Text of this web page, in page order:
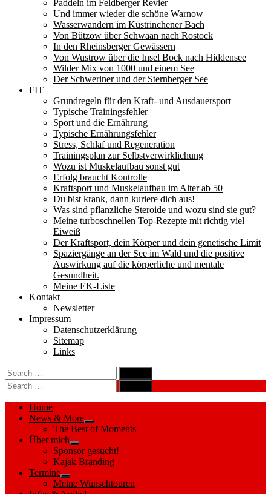
Paddeln im Feldberger Revier
Und immer wieder die schöne Warnow
Wasserwandern im Küstrinchener Bach
Von Bützow über Schwaan nach Rostock
In den Rheinsberger Gewässern
Von Wustrow über die Insel Bock nach Hiddensee
Wilder Mix von 1000 und einem See
Der Schweriner und der Sternberger See
FIT
Grundregeln für den Kraft- und Ausdauersport
Typische Trainingsfehler
Sport und die Ernährung
Typische Ernährungsfehler
Stress, Schlaf und Regeneration
Trainingsplan zur Selbstverwirklichung
Wozu ist Muskelaufbau sonst gut
Erfolg braucht Kontrolle
Kraftsport und Muskelaufbau im Alter ab 50
Du bist krank, dann kuriere dich aus!
Was sind pflanzliche Steroide und wozu sind sie gut?
Meine turboschnellen Top-Rezepte mit richtig viel
Eiweiß
Der Kraftsport, dein Körper und dein genetische Limit
Spaziergänge an der See im Wald und die positive
Auswirkung auf die körperliche und mentale
Gesundheit.
Meine EK-Liste
Kontakt
Newsletter
Impressum
Datenschutzerklärung
Sitemap
Links
Search
for:
Search
Search
for:
Search
Home
News & More
Show
sub
The Best of Moments
Über mich
Show
sub
menu
Sponsor gesucht!
Kajak Branding
Termine
Show
sub
Meine Wunschtouren